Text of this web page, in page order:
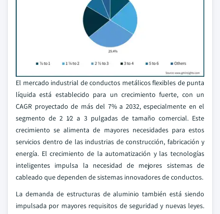
El mercado industrial de conductos metálicos flexibles de punta
líquida está establecido para un crecimiento fuerte, con un
CAGR proyectado de más del 7% a 2032, especialmente en el
segmento de 2 1⁄2 a 3 pulgadas de tamaño comercial. Este
crecimiento se alimenta de mayores necesidades para estos
servicios dentro de las industrias de construcción, fabricación y
energía. El crecimiento de la automatización y las tecnologías
inteligentes impulsa la necesidad de mejores sistemas de
cableado que dependen de sistemas innovadores de conductos.
La demanda de estructuras de aluminio también está siendo
impulsada por mayores requisitos de seguridad y nuevas leyes.